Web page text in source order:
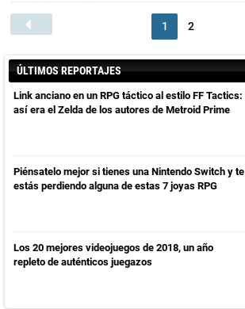
1 2
ÚLTIMOS REPORTAJES
Link anciano en un RPG táctico al estilo FF Tactics:
así era el Zelda de los autores de Metroid Prime
Piénsatelo mejor si tienes una Nintendo Switch y te
estás perdiendo alguna de estas 7 joyas RPG
Los 20 mejores videojuegos de 2018, un año
repleto de auténticos juegazos